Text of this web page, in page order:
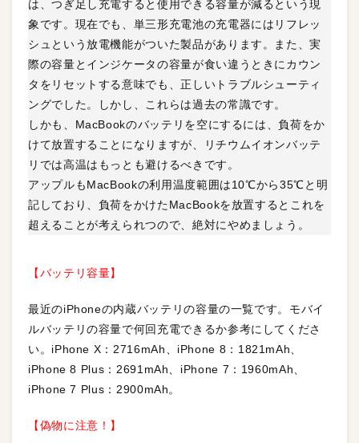
は、つぎ足し充電すると使用できる容量が減るという現
象です。現在でも、単三形充電池の充電器にはリフレッ
シュという放電機能がついた製品があります。また、実
際の容量とインジケータの容量が食い違うときにカウン
タをリセットする意味でも、正しいトラブルシューティ
ングでした。しかし、これらは過去の常識です。
しかも、MacBookのバッテリを空にするには、負荷をか
けて放置することになりますが、リチウムイオンバッテ
リでは高温はもっとも避けるべきです。
アップルもMacBookの利用温度範囲は10℃から35℃と明
記しており、負荷をかけたMacBookを放置するとこれを
超えることが考えられつので、絶対にやめましょう。
【バッテリ容量】
最近のiPhoneの内蔵バッテリの容量の一覧です。モバイ
ルバッテリの容量で何回充電できるか参考にしてくださ
い。iPhone X：2716mAh、iPhone 8：1821mAh、
iPhone 8 Plus：2691mAh、iPhone 7：1960mAh、
iPhone 7 Plus：2900mAh。
【偽物に注意！】